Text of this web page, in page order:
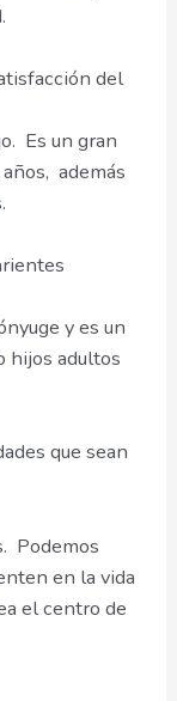
del
Es un gran
además
y es un
hijos adultos
que sean
Podemos
en la vida
el centro de